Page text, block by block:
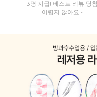
3명 지급! 베스트 리뷰 당첨
어렵지 않아요~